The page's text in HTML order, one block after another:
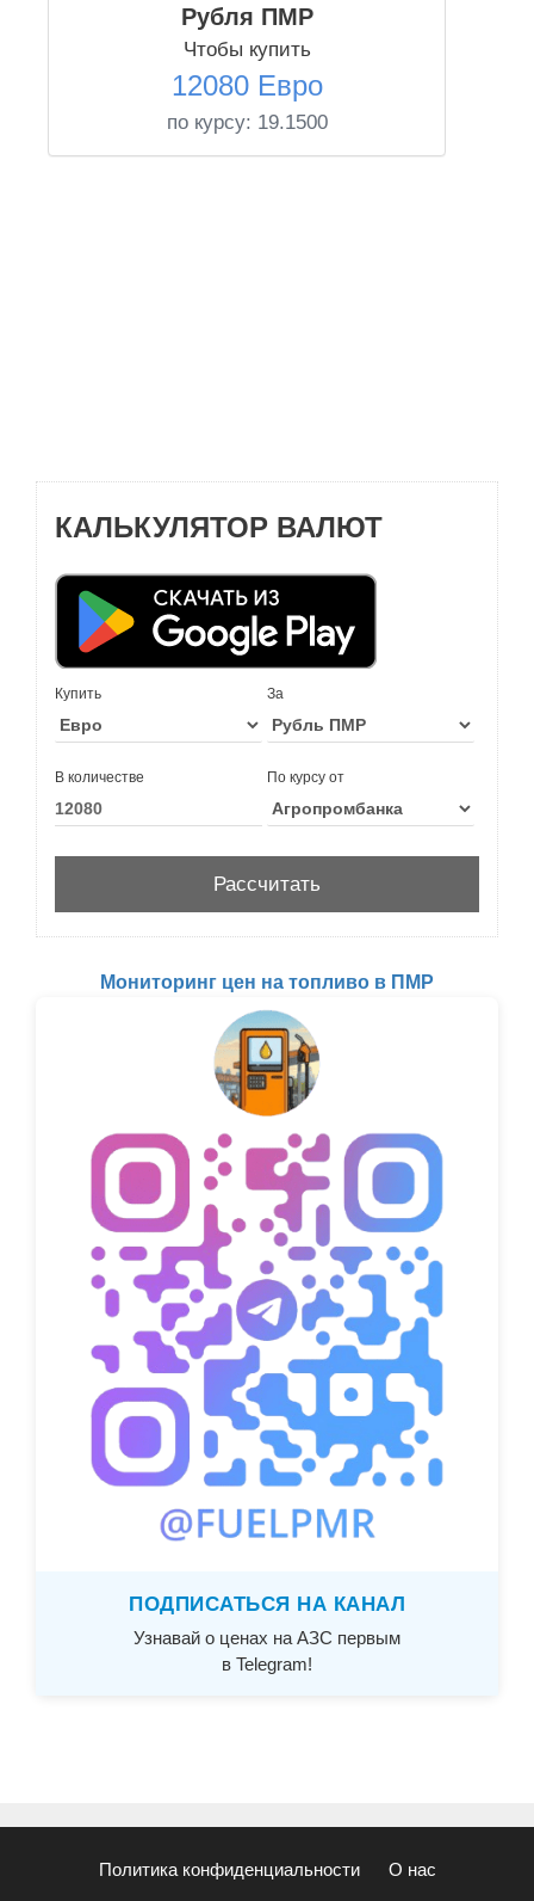
Рубля ПМР
Чтобы купить
12080 Евро
по курсу: 19.1500
КАЛЬКУЛЯТОР ВАЛЮТ
Купить За
В количестве По курсу от
Мониторинг цен на топливо в ПМР
ПОДПИСАТЬСЯ НА КАНАЛ
Узнавай о ценах на АЗС первым
в Telegram!
Политика конфиденциальности О нас